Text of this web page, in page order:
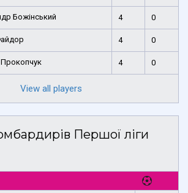
Божінський 4 0
4 0
Прокопчук 4 0
View all players
Першої ліги